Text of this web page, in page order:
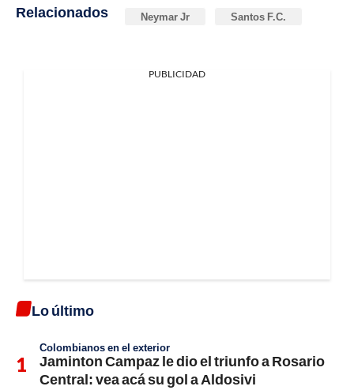
Relacionados Neymar Jr Santos F.C.
PUBLICIDAD
Lo último
Colombianos en el exterior
Jaminton Campaz le dio el triunfo a Rosario
Central: vea acá su gol a Aldosivi